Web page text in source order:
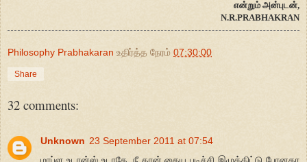
என்றும் அன்புடன்,
N.R.PRABHAKRAN
Philosophy Prabhakaran உதிர்த்த நேரம் 07:30:00
Share
32 comments:
Unknown 23 September 2011 at 07:54